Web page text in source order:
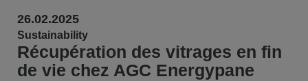
26.02.2025
Sustainability
Récupération des vitrages en fin
de vie chez AGC Energypane